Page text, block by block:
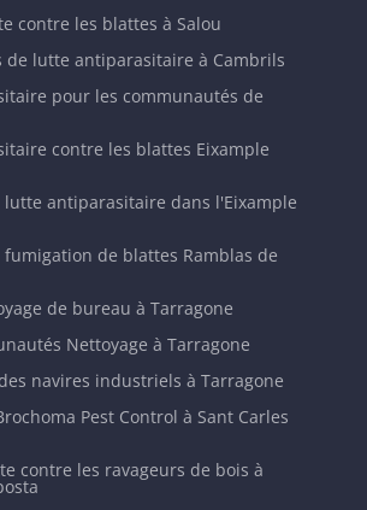
contre les blattes à Salou
de lutte antiparasitaire à Cambrils
pour les communautés de
contre les blattes Eixample
lutte antiparasitaire dans l'Eixample
de blattes Ramblas de
de bureau à Tarragone
Nettoyage à Tarragone
navires industriels à Tarragone
Pest Control à Sant Carles
contre les ravageurs de bois à